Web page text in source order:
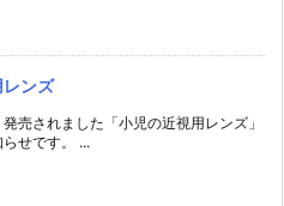
ンズ
売されました「小児の近視用レンズ」
せです。 ...